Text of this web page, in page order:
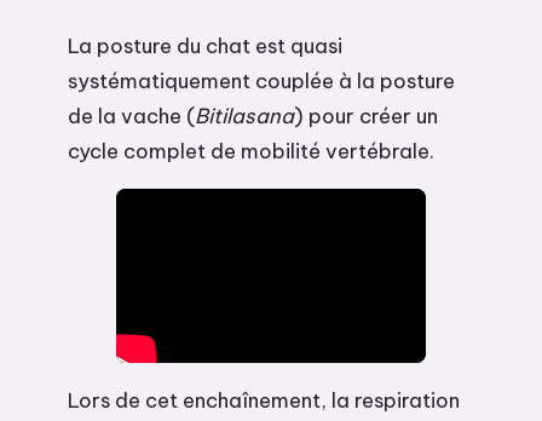
La posture du chat est quasi
systématiquement couplée à la posture
de la vache (Bitilasana) pour créer un
cycle complet de mobilité vertébrale.
Lors de cet enchaînement, la respiration